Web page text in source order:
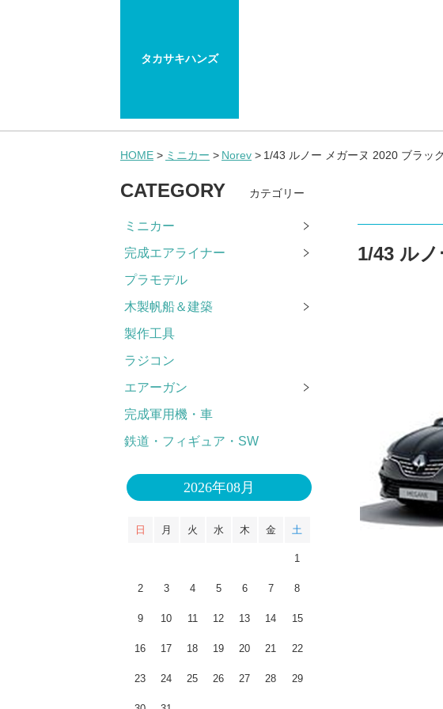
タカサキハンズ
HOME ミニカー Norev 1/43 ルノー メガーヌ 2020 ブラック
1/43 ル
CATEGORY カテゴリー
ミニカー
完成エアライナー
プラモデル
木製帆船＆建築
製作工具
ラジコン
エアーガン
完成軍用機・車
鉄道・フィギュア・SW
2026年08月
日 月 火 水 木 金 土
1
2 3 4 5 6 7 8
9 10 11 12 13 14 15
16 17 18 19 20 21 22
23 24 25 26 27 28 29